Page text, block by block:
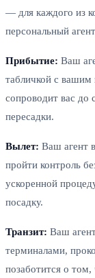
— для каждого из
персональный
Прибытие: Ваш
табличкой с
сопроводит вас до
пересадки.
Вылет: Ваш агент
пройти контроль
ускоренной
посадку.
Транзит: Ваш
терминалами,
позаботится о